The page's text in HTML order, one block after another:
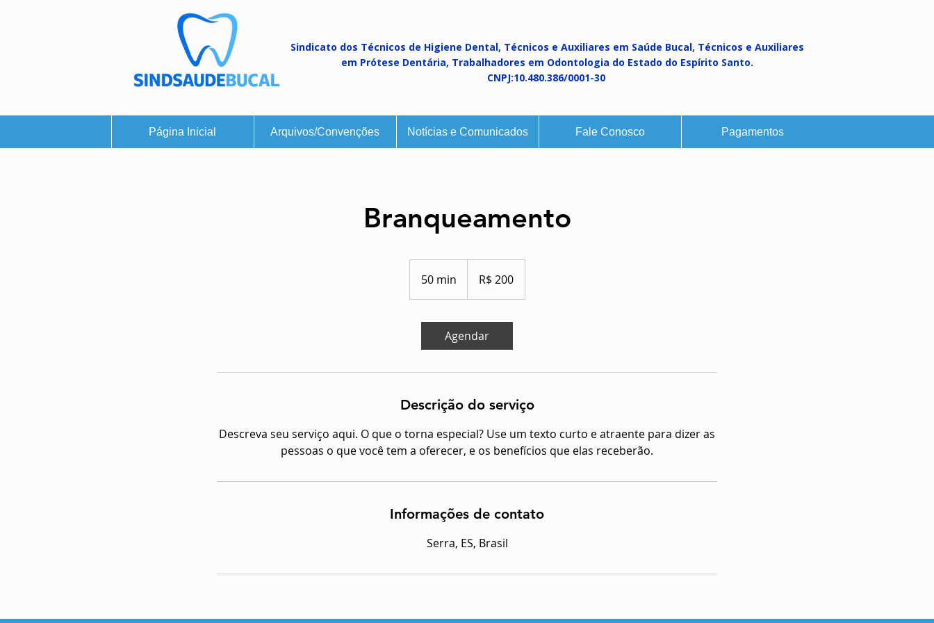
Sindicato dos Técnicos de Higiene Dental, Técnicos e Auxiliares em Saúde Bucal, Técnicos e Auxiliares
em Prótese Dentária, Trabalhadores em Odontologia do Estado do Espírito Santo.
CNPJ:10.480.386/0001-30
Página Inicial Arquivos/Convenções Notícias e Comunicados Fale Conosco Pagamentos
Branqueamento
50 min
0
n
brasileiros
R$ 200
Agendar
Descrição do serviço
Descreva seu serviço aqui. O que o torna especial? Use um texto curto e atraente para dizer as
pessoas o que você tem a oferecer, e os benefícios que elas receberão.
Informações de contato
Serra, ES, Brasil